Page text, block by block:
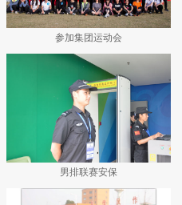
参加集团运动会
男排联赛安保